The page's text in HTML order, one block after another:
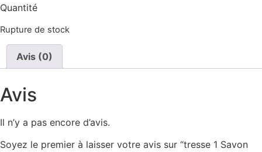
Quantité
Rupture de stock
Avis (0)
Avis
Il n’y a pas encore d’avis.
Soyez le premier à laisser votre avis sur “tresse 1 Savon